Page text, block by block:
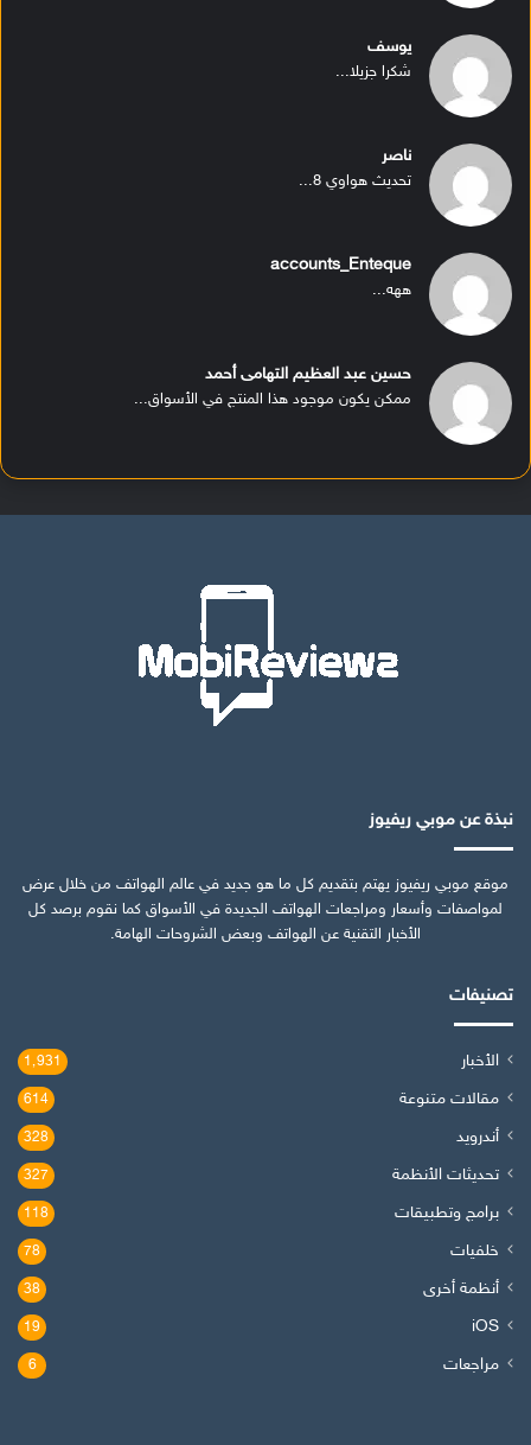
يوسف
شكرا جزيلا...
ناصر
تحديث هواوي 8...
accounts_Enteque
ههه...
حسين عبد العظيم التهامى أحمد
ممكن يكون موجود هذا المنتج في الأسواق...
نبذة عن موبي ريفيوز
موقع موبي ريفيوز يهتم بتقديم كل ما هو جديد في عالم الهواتف من خلال عرض
لمواصفات وأسعار ومراجعات الهواتف الجديدة في الأسواق كما نقوم برصد كل
الأخبار التقنية عن الهواتف وبعض الشروحات الهامة.
تصنيفات
الأخبار 1٬931
مقالات متنوعة 614
أندرويد 328
تحديثات الأنظمة 327
برامج وتطبيقات 118
خلفيات 78
أنظمة أخرى 38
iOS
19
مراجعات 6